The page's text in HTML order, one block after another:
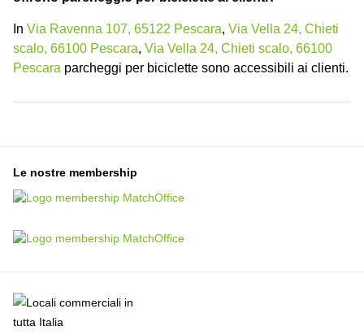
In Via Ravenna 107, 65122 Pescara, Via Vella 24, Chieti
scalo, 66100 Pescara, Via Vella 24, Chieti scalo, 66100
Pescara parcheggi per biciclette sono accessibili ai clienti.
Le nostre membership